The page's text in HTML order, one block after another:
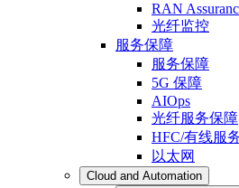
RAN
光纤监控
服务保障
服务保障
5G 保障
AIOps
光纤服务保障
HFC/有线服
以太网
Cloud and Automation